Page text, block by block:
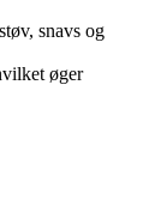
snavs og
øger